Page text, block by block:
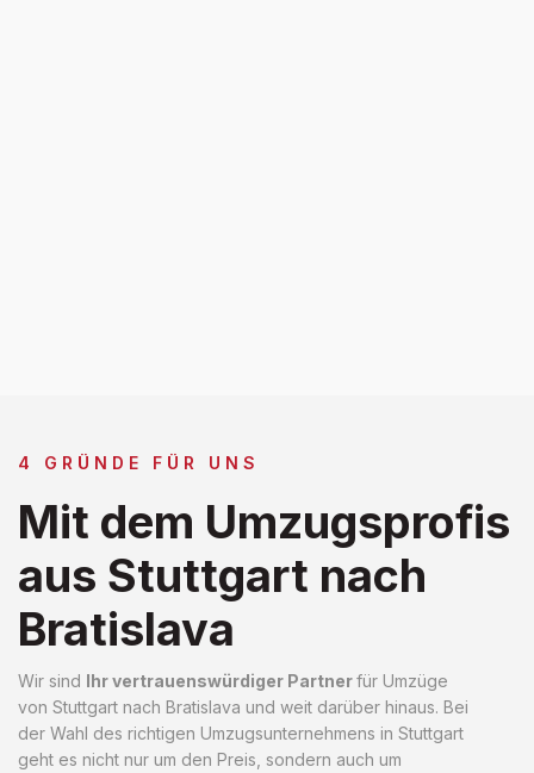
4 GRÜNDE FÜR UNS
Mit dem Umzugsprofis
aus Stuttgart nach
Bratislava
Wir sind Ihr vertrauenswürdiger Partnerfür Umzüge
von Stuttgart nach Bratislava und weit darüber hinaus. Bei
der Wahl des richtigen Umzugsunternehmens in Stuttgart
geht es nicht nur um den Preis, sondern auch um